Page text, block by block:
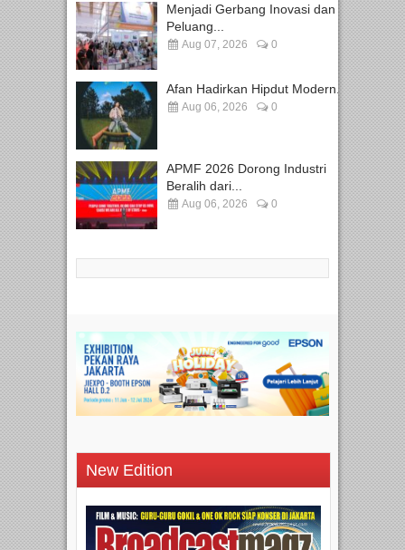
Menjadi Gerbang Inovasi dan
Peluang...
Aug 07, 2026 0
Afan Hadirkan Hipdut Modern...
Aug 06, 2026 0
APMF 2026 Dorong Industri
Beralih dari...
Aug 06, 2026 0
New Edition